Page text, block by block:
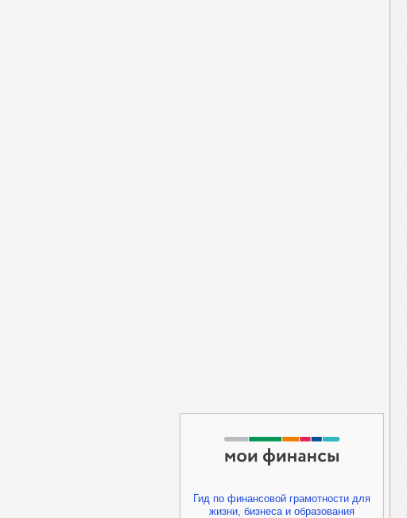
Гид по финансовой грамотности для
жизни, бизнеса и образования